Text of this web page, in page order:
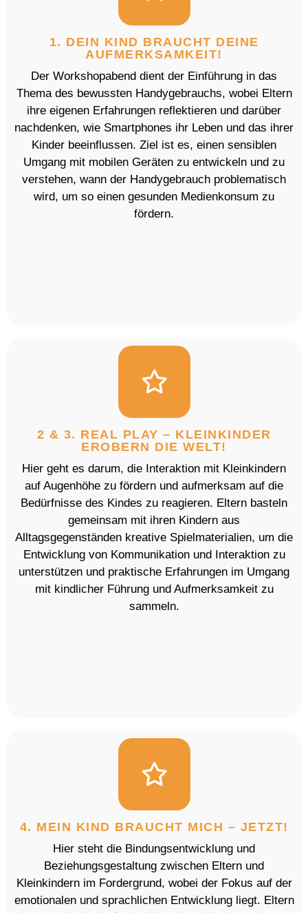
1. DEIN KIND BRAUCHT DEINE
AUFMERKSAMKEIT!
Der Workshopabend dient der Einführung in das
Thema des bewussten Handygebrauchs, wobei Eltern
ihre eigenen Erfahrungen reflektieren und darüber
nachdenken, wie Smartphones ihr Leben und das ihrer
Kinder beeinflussen. Ziel ist es, einen sensiblen
Umgang mit mobilen Geräten zu entwickeln und zu
verstehen, wann der Handygebrauch problematisch
wird, um so einen gesunden Medienkonsum zu
fördern.
2 & 3. REAL PLAY – KLEINKINDER
EROBERN DIE WELT!
Hier geht es darum, die Interaktion mit Kleinkindern
auf Augenhöhe zu fördern und aufmerksam auf die
Bedürfnisse des Kindes zu reagieren. Eltern basteln
gemeinsam mit ihren Kindern aus
Alltagsgegenständen kreative Spielmaterialien, um die
Entwicklung von Kommunikation und Interaktion zu
unterstützen und praktische Erfahrungen im Umgang
mit kindlicher Führung und Aufmerksamkeit zu
sammeln.
4. MEIN KIND BRAUCHT MICH – JETZT!
Hier steht die Bindungsentwicklung und
Beziehungsgestaltung zwischen Eltern und
Kleinkindern im Fordergrund, wobei der Fokus auf der
emotionalen und sprachlichen Entwicklung liegt. Eltern